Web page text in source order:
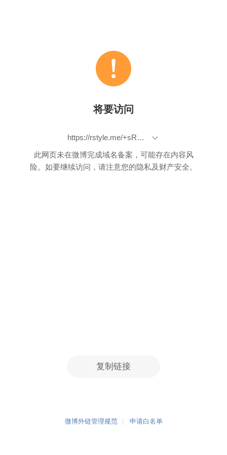
将要访问
https://rstyle.me/+sRWakkl8sSe5xO8O3XuF4g
此网页未在微博完成域名备案，可能存在内容风
险。如要继续访问，请注意您的隐私及财产安全。
复制链接
微博外链管理规范 申请白名单